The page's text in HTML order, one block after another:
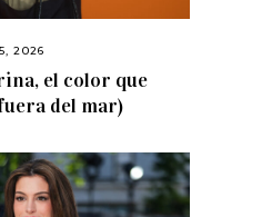
2026
el color que
del mar)